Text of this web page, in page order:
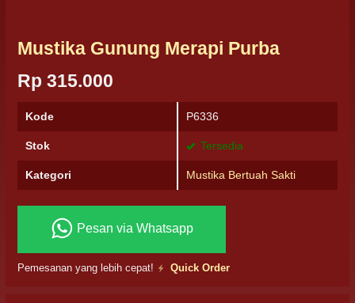
Mustika Gunung Merapi Purba
Rp 315.000
Kode P6336
Stok Tersedia
Kategori Mustika Bertuah Sakti
Pesan via Whatsapp
Pemesanan yang lebih cepat! Quick Order